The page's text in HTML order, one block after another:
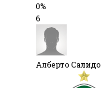
0%
6
Алберто Салидо